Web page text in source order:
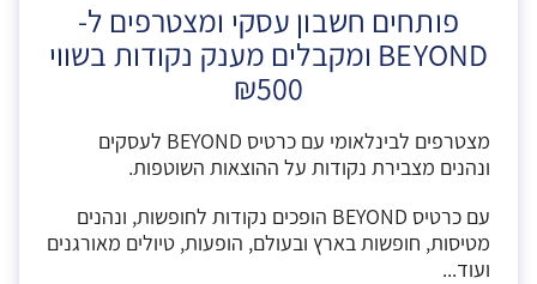
פותחים חשבון עסקי ומצטרפים ל-
BEYOND ומקבלים מענק נקודות בשווי
₪500
מצטרפים לבינלאומי עם כרטיס BEYOND לעסקים
ונהנים מצבירת נקודות על ההוצאות השוטפות.
עם כרטיס BEYOND הופכים נקודות לחופשות, ונהנים
מטיסות, חופשות בארץ ובעולם, הופעות, טיולים מאורגנים
ועוד...